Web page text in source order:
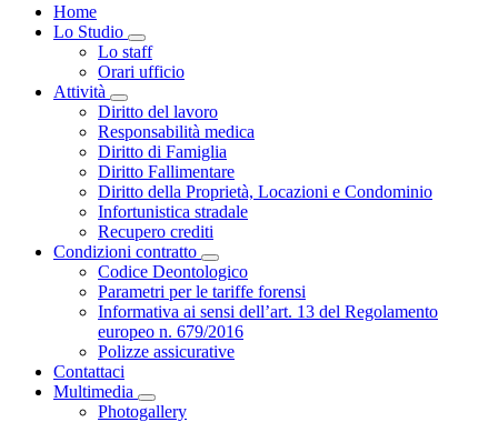
Home
Lo Studio
Toggle Dropdown
Lo staff
Orari ufficio
Attività
Toggle Dropdown
Diritto del lavoro
Responsabilità medica
Diritto di Famiglia
Diritto Fallimentare
Diritto della Proprietà, Locazioni e Condominio
Infortunistica stradale
Recupero crediti
Condizioni contratto
Toggle Dropdown
Codice Deontologico
Parametri per le tariffe forensi
Informativa ai sensi dell’art. 13 del Regolamento
europeo n. 679/2016
Polizze assicurative
Contattaci
Multimedia
Toggle Dropdown
Photogallery